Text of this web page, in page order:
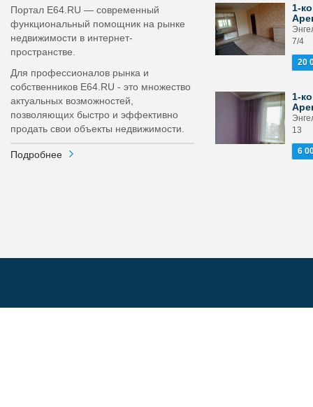
Портал E64.RU — современный
функциональный помощник на рынке
недвижимости в интернет-
пространстве.
Для профессионалов рынка и
собственников E64.RU - это множество
актуальных возможностей,
позволяющих быстро и эффективно
продать свои объекты недвижимости.
Подробнее
1-
7/4
20
1-
13
6